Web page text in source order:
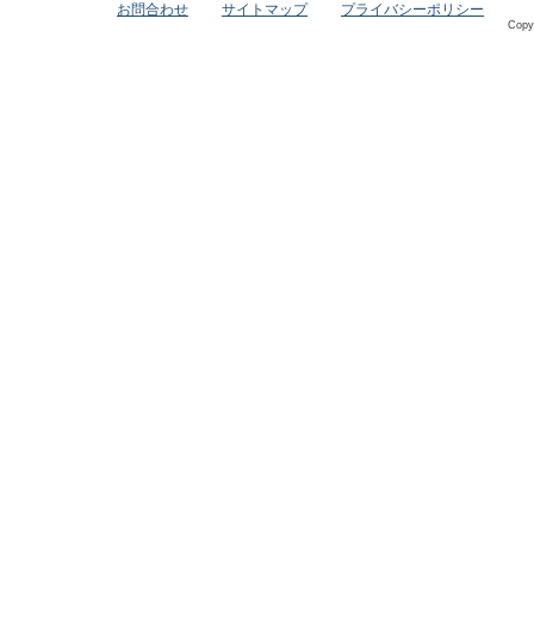
お問合わせ サイトマップ プライバシーポリシー